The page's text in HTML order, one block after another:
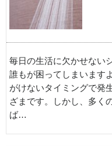
毎日の生活に欠かせない
誰もが困ってしまいます
がけないタイミングで発
ざまです。しかし、多く
ば…